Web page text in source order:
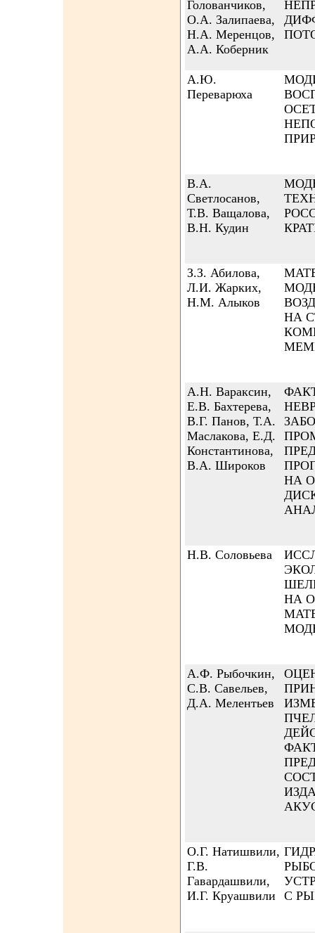
Голованчиков,
О.А. Залипаева,
Н.А. Меренцов,
А.А. Коберник
А.Ю.
Переварюха
В.А.
Светлосанов,
Т.В. Ващалова,
В.Н. Кудин
З.З. Абилова,
Л.И. Жарких,
Н.М. Алыков
НА
А.Н. Вараксин,
Е.В. Бахтерева,
В.Г. Панов, Т.А.
Маслакова, Е.Д.
Константинова,
В.А. Широков
НА
Н.В. Соловьева
НА
А.Ф. Рыбочкин,
С.В. Савельев,
Д.А. Мелентьев
О.Г. Натишвили,
Г.В.
Гавардашвили,
И.Г. Круашвили
С